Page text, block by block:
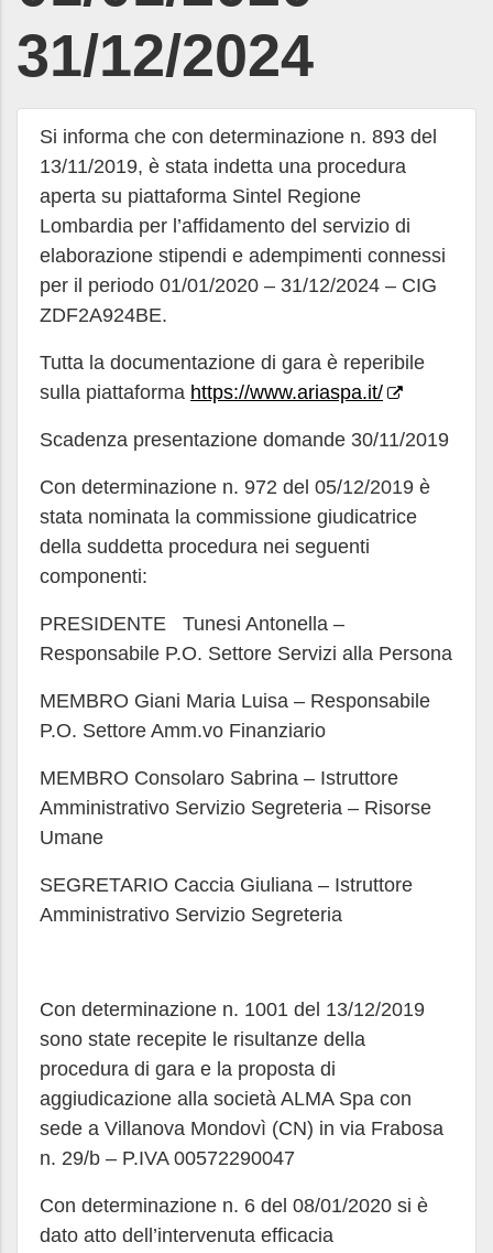
31/12/2024
Si informa che con determinazione n. 893 del
13/11/2019, è stata indetta una procedura
aperta su piattaforma Sintel Regione
Lombardia per l’affidamento del servizio di
elaborazione stipendi e adempimenti connessi
per il periodo 01/01/2020 – 31/12/2024 – CIG
ZDF2A924BE.
Tutta la documentazione di gara è reperibile
sulla piattaforma https://www.ariaspa.it/
Scadenza presentazione domande 30/11/2019
Con determinazione n. 972 del 05/12/2019 è
stata nominata la commissione giudicatrice
della suddetta procedura nei seguenti
componenti:
PRESIDENTE Tunesi Antonella –
Responsabile P.O. Settore Servizi alla Persona
MEMBRO Giani Maria Luisa – Responsabile
P.O. Settore Amm.vo Finanziario
MEMBRO Consolaro Sabrina – Istruttore
Amministrativo Servizio Segreteria – Risorse
Umane
SEGRETARIO Caccia Giuliana – Istruttore
Amministrativo Servizio Segreteria
Con determinazione n. 1001 del 13/12/2019
sono state recepite le risultanze della
procedura di gara e la proposta di
aggiudicazione alla società ALMA Spa con
sede a Villanova Mondovì (CN) in via Frabosa
n. 29/b – P.IVA 00572290047
Con determinazione n. 6 del 08/01/2020 si è
dato atto dell’intervenuta efficacia